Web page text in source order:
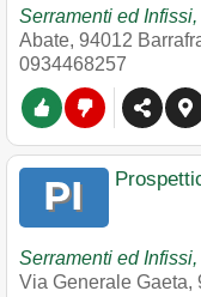
Serramenti ed
Abate, 94012
0934468257
Serramenti ed
Via Generale Gaeta,